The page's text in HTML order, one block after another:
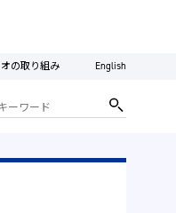
の取り組み English